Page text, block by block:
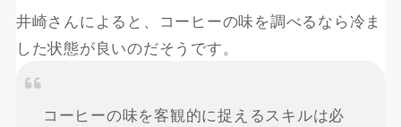
井崎さんによると、コーヒーの味を調べるなら冷ま
した状態が良いのだそうです。
コーヒーの味を客観的に捉えるスキルは必